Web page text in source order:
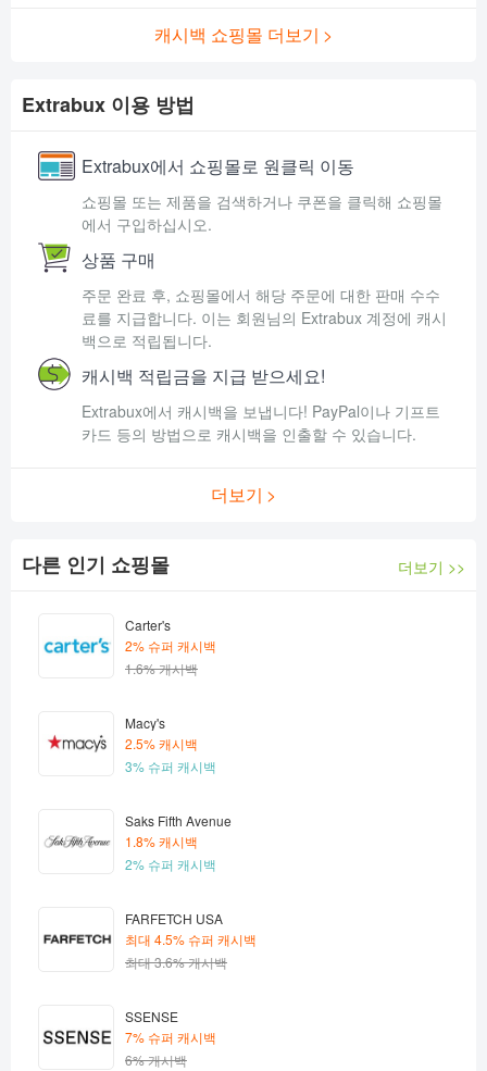
캐시백 쇼핑몰 더보기
Extrabux 이용 방법
Extrabux에서 쇼핑몰로 원클릭 이동
쇼핑몰 또는 제품을 검색하거나 쿠폰을 클릭해 쇼핑몰
에서 구입하십시오.
상품 구매
주문 완료 후, 쇼핑몰에서 해당 주문에 대한 판매 수수
료를 지급합니다. 이는 회원님의 Extrabux 계정에 캐시
백으로 적립됩니다.
캐시백 적립금을 지급 받으세요!
Extrabux에서 캐시백을 보냅니다! PayPal이나 기프트
카드 등의 방법으로 캐시백을 인출할 수 있습니다.
더보기
더보기 >>
다른 인기 쇼핑몰
Carter's
2% 슈퍼 캐시백
1.6% 캐시백
Macy's
2.5% 캐시백
3% 슈퍼 캐시백
Saks Fifth Avenue
1.8% 캐시백
2% 슈퍼 캐시백
FARFETCH USA
최대 4.5% 슈퍼 캐시백
최대 3.6% 캐시백
SSENSE
7% 슈퍼 캐시백
6% 캐시백